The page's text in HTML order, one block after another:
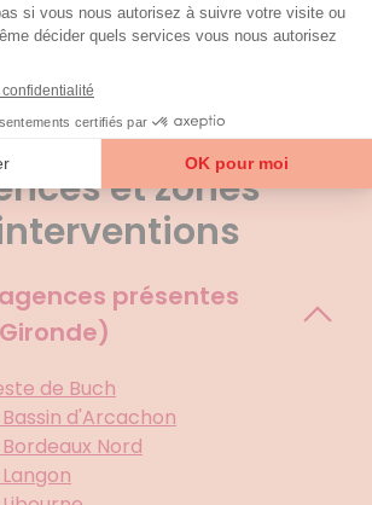
Voir tous les avis
et zones
présentes
de Buch
d'Arcachon
Nord